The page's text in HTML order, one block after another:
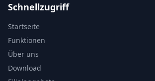
Schnellzugriff
Startseite
Funktionen
Über uns
Download